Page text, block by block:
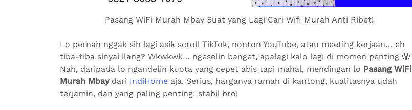
Pasang WiFi Murah Mbay Buat yang Lagi Cari Wifi Murah Anti Ribet!
Lo pernah nggak sih lagi asik scroll TikTok, nonton YouTube, atau meeting kerjaan… eh
tiba-tiba sinyal ilang? Wkwkwk… ngeselin banget, apalagi kalo lagi di momen penting 😤
Nah, daripada lo ngandelin kuota yang cepet abis tapi mahal, mendingan lo Pasang WiFi
Murah Mbaydari IndiHome aja. Serius, harganya ramah di kantong, kualitasnya udah
terjamin, dan yang paling penting: stabil bro!